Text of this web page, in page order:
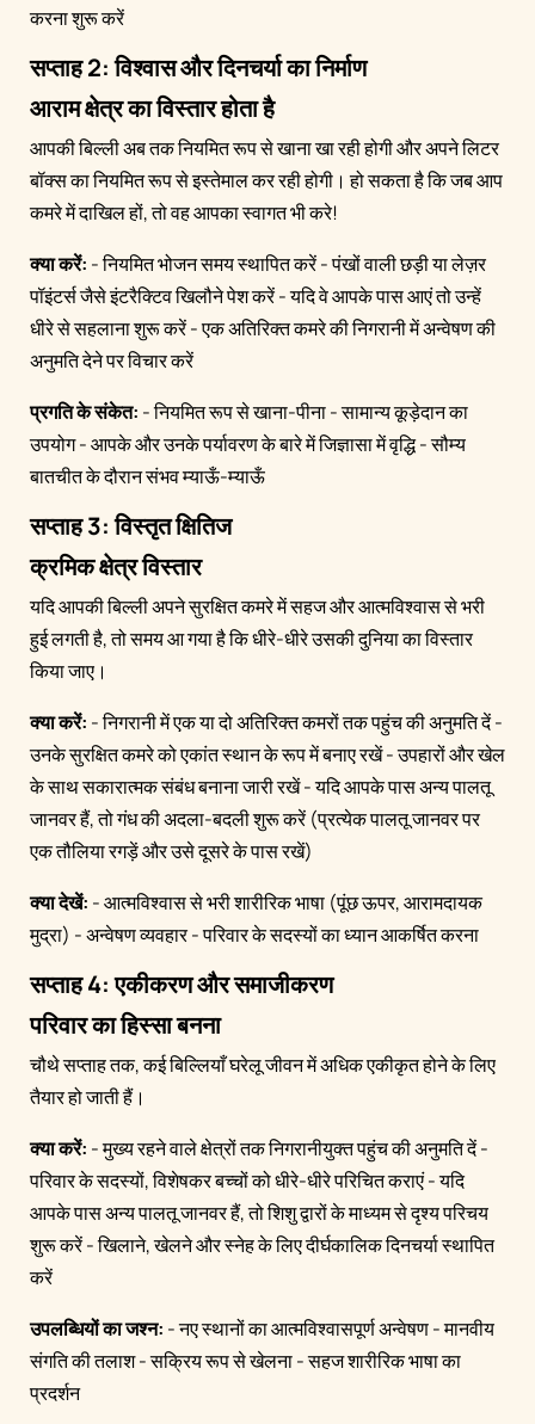
करना शुरू करें
सप्ताह 2: विश्वास और दिनचर्या का निर्माण
आराम क्षेत्र का विस्तार होता है
आपकी बिल्ली अब तक नियमित रूप से खाना खा रही होगी और अपने लिटर
बॉक्स का नियमित रूप से इस्तेमाल कर रही होगी। हो सकता है कि जब आप
कमरे में दाखिल हों, तो वह आपका स्वागत भी करे!
क्या करें: - नियमित भोजन समय स्थापित करें - पंखों वाली छड़ी या लेज़र
पॉइंटर्स जैसे इंटरैक्टिव खिलौने पेश करें - यदि वे आपके पास आएं तो उन्हें
धीरे से सहलाना शुरू करें - एक अतिरिक्त कमरे की निगरानी में अन्वेषण की
अनुमति देने पर विचार करें
प्रगति के संकेत: - नियमित रूप से खाना-पीना - सामान्य कूड़ेदान का
उपयोग - आपके और उनके पर्यावरण के बारे में जिज्ञासा में वृद्धि - सौम्य
बातचीत के दौरान संभव म्याऊँ-म्याऊँ
सप्ताह 3: विस्तृत क्षितिज
क्रमिक क्षेत्र विस्तार
यदि आपकी बिल्ली अपने सुरक्षित कमरे में सहज और आत्मविश्वास से भरी
हुई लगती है, तो समय आ गया है कि धीरे-धीरे उसकी दुनिया का विस्तार
किया जाए।
क्या करें: - निगरानी में एक या दो अतिरिक्त कमरों तक पहुंच की अनुमति दें -
उनके सुरक्षित कमरे को एकांत स्थान के रूप में बनाए रखें - उपहारों और खेल
के साथ सकारात्मक संबंध बनाना जारी रखें - यदि आपके पास अन्य पालतू
जानवर हैं, तो गंध की अदला-बदली शुरू करें (प्रत्येक पालतू जानवर पर
एक तौलिया रगड़ें और उसे दूसरे के पास रखें)
क्या देखें: - आत्मविश्वास से भरी शारीरिक भाषा (पूंछ ऊपर, आरामदायक
मुद्रा) - अन्वेषण व्यवहार - परिवार के सदस्यों का ध्यान आकर्षित करना
सप्ताह 4: एकीकरण और समाजीकरण
परिवार का हिस्सा बनना
चौथे सप्ताह तक, कई बिल्लियाँ घरेलू जीवन में अधिक एकीकृत होने के लिए
तैयार हो जाती हैं।
क्या करें: - मुख्य रहने वाले क्षेत्रों तक निगरानीयुक्त पहुंच की अनुमति दें -
परिवार के सदस्यों, विशेषकर बच्चों को धीरे-धीरे परिचित कराएं - यदि
आपके पास अन्य पालतू जानवर हैं, तो शिशु द्वारों के माध्यम से दृश्य परिचय
शुरू करें - खिलाने, खेलने और स्नेह के लिए दीर्घकालिक दिनचर्या स्थापित
करें
उपलब्धियों का जश्न: - नए स्थानों का आत्मविश्वासपूर्ण अन्वेषण - मानवीय
संगति की तलाश - सक्रिय रूप से खेलना - सहज शारीरिक भाषा का
प्रदर्शन